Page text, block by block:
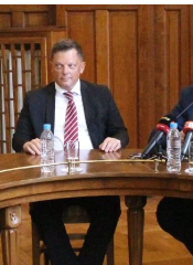
l
o
w
o
n
X
d
a
n
e
m
a
i
l